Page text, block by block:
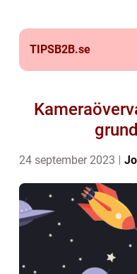
TIPSB2B.se
24 september 2023